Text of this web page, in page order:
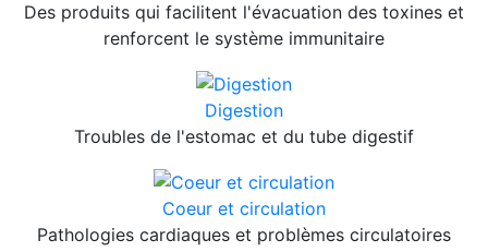
Des produits qui facilitent l'évacuation des toxines et
renforcent le système immunitaire
Digestion
Troubles de l'estomac et du tube digestif
Coeur et circulation
Pathologies cardiaques et problèmes circulatoires